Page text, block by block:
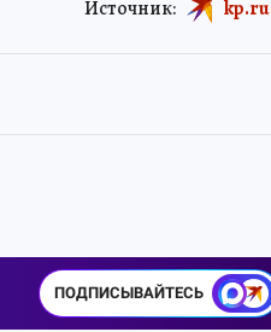
Источник: kp.ru
ПОДПИСЫВАЙТЕСЬ